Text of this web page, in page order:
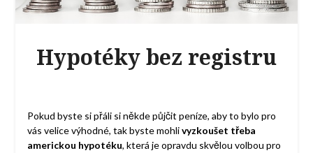
Hypotéky bez registru
Pokud byste si přáli si někde půjčit peníze, aby to bylo pro
vás velice výhodné, tak byste mohlivyzkoušet třeba
americkou hypotéku, která je opravdu skvělou volbou pro